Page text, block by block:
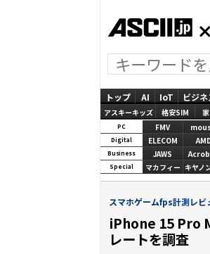
トップ AI IoT ビジネ
アスキーキッズ 格安SIM
PC FMV
Digital ELECOM
Business JAWS
Special マカフィー キヤノ
スマホゲームfps計測レビ
iPhone 15 Pro
レートを調査